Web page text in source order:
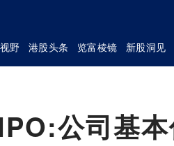
野 港股头条 览富棱镜 新股洞见
公司基